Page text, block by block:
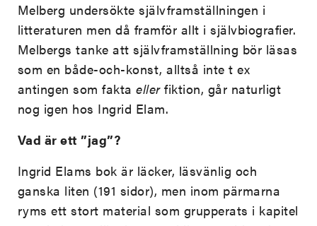
Melberg undersökte självframställningen i
litteraturen men då framför allt i självbiografier.
Melbergs tanke att självframställning bör läsas
som en både-och-konst, alltså inte t ex
antingen som faktaellerfiktion, går naturligt
nog igen hos Ingrid Elam.
Vad är ett ”jag”?
Ingrid Elams bok är läcker, läsvänlig och
ganska liten (191 sidor), men inom pärmarna
ryms ett stort material som grupperats i kapitel